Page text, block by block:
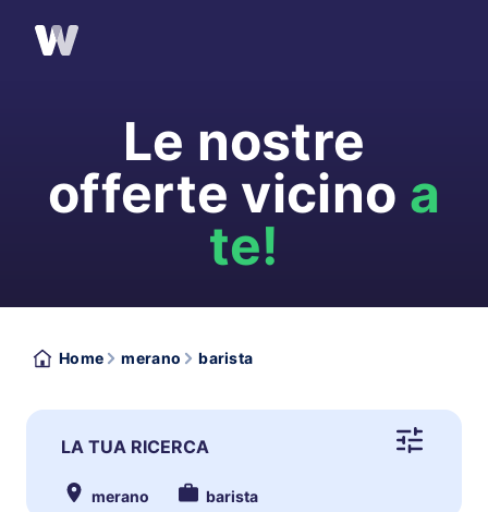
Le nostre
offerte vicino a
te!
Home merano barista
LA TUA RICERCA
merano barista